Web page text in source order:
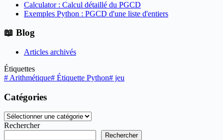
Calculator : Calcul détaillé du PGCD
Exemples Python : PGCD d'une liste d'entiers
📖 Blog
Articles archivés
Étiquettes
# Arithmétique# Étiquette Python# jeu
Catégories
Catégories
Rechercher
Rechercher